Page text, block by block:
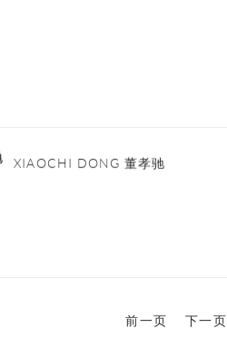
XIAOCHI DONG 董孝驰
前一页 下一页